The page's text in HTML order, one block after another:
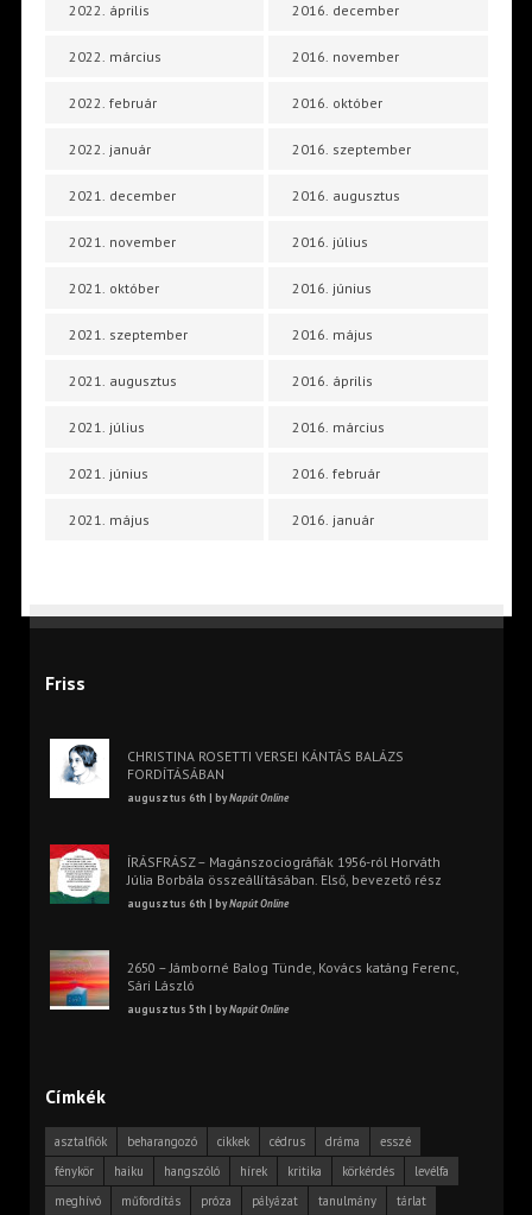
2022. április
2022. március
2022. február
2022. január
2021. december
2021. november
2021. október
2021. szeptember
2021. augusztus
2021. július
2021. június
2021. május
2016. december
2016. november
2016. október
2016. szeptember
2016. augusztus
2016. július
2016. június
2016. május
2016. április
2016. március
2016. február
2016. január
Friss
CHRISTINA ROSETTI VERSEI KÁNTÁS BALÁZS
FORDÍTÁSÁBAN
augusztus 6th | byNapút Online
ÍRÁSFRÁSZ – Magánszociográfiák 1956-ról Horváth
Júlia Borbála összeállításában. Első, bevezető rész
augusztus 6th | byNapút Online
2650 – Jámborné Balog Tünde, Kovács katáng Ferenc,
Sári László
augusztus 5th | byNapút Online
Címkék
asztalfiók beharangozó cikkek cédrus dráma
esszé
fénykör
haiku hangszóló hírek kritika körkérdés
levélfa
meghívó
műfordítás próza pályázat tanulmány
tárlat